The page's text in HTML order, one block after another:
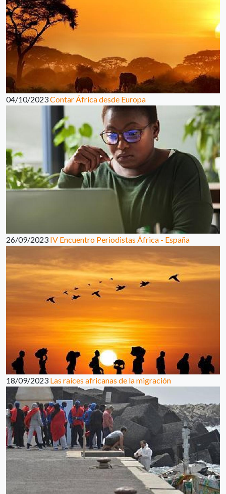
04/10/2023Contar África desde Europa
26/09/2023 IV Encuentro Periodistas África - España
18/09/2023 Las raíces africanas de la migración